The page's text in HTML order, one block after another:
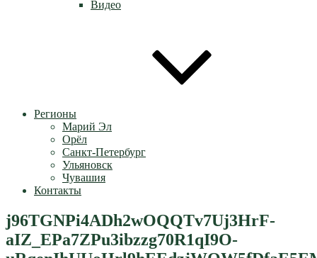
Видео
Регионы
Марий Эл
Орёл
Санкт-Петербург
Ульяновск
Чувашия
Контакты
j96TGNPi4ADh2wOQQTv7Uj3HrF-
aIZ_EPa7ZPu3ibzzg70R1qI9O-